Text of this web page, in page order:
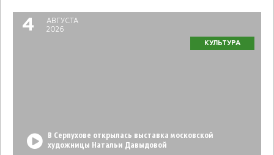
4
АВГУСТА
2026
КУЛЬТУРА
В Серпухове открылась выставка московской
художницы Натальи Давыдовой